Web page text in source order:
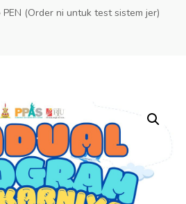
PEN (Order ni untuk test sistem jer)